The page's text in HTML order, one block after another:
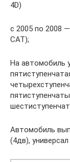
4D)
c 2005 по 2008 —
CAT);
На автомобиль
Автомобиль
(4дв),